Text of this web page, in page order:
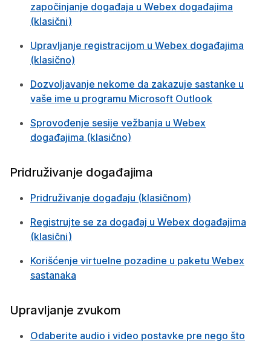
započinjanje događaja u Webex događajima
(klasični)
Upravljanje registracijom u Webex događajima
(klasično)
Dozvoljavanje nekome da zakazuje sastanke u
vaše ime u programu Microsoft Outlook
Sprovođenje sesije vežbanja u Webex
događajima (klasično)
Pridruživanje događajima
Pridruživanje događaju (klasičnom)
Registrujte se za događaj u Webex događajima
(klasični)
Korišćenje virtuelne pozadine u paketu Webex
sastanaka
Upravljanje zvukom
Odaberite audio i video postavke pre nego što